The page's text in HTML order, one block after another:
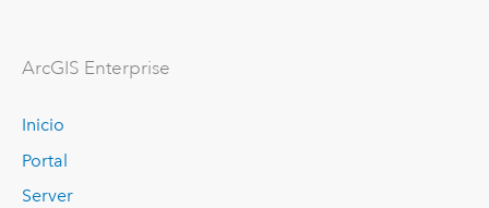
ArcGIS Enterprise
Inicio
Portal
Server